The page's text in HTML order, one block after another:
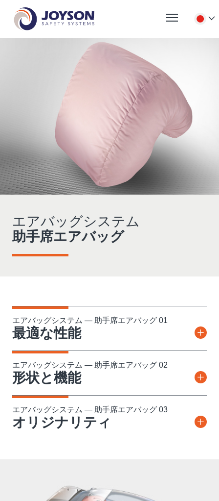
エアバッグシステム
助手席エアバッグ
エアバッグシステム — 助手席エアバッグ 01
最適な性能
エアバッグシステム — 助手席エアバッグ 02
形状と機能
エアバッグシステム — 助手席エアバッグ 03
オリジナリティ